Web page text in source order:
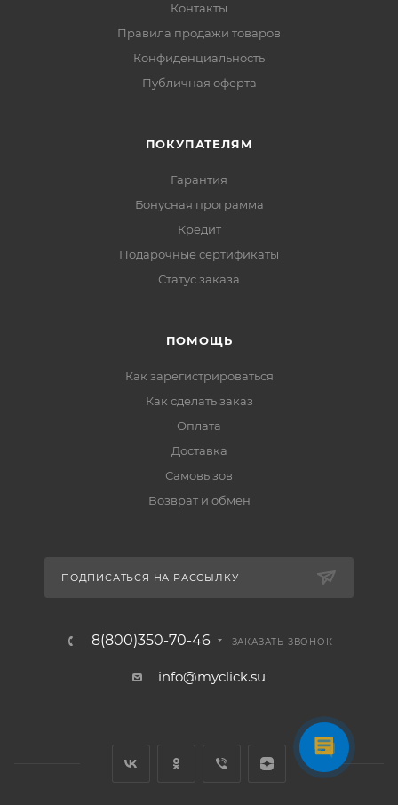
Контакты
Правила продажи товаров
Конфиденциальность
Публичная оферта
ПОКУПАТЕЛЯМ
Гарантия
Бонусная программа
Кредит
Подарочные сертификаты
Статус заказа
ПОМОЩЬ
Как зарегистрироваться
Как сделать заказ
Оплата
Доставка
Самовызов
Возврат и обмен
ПОДПИСАТЬСЯ НА РАССЫЛКУ
8(800)350-70-46 ЗАКАЗАТЬ ЗВОНОК
info@myclick.su